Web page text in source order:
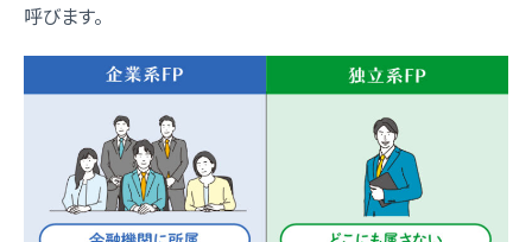
呼びます。